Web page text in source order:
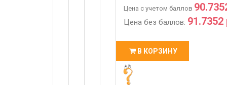
Цена с учетом баллов
Цена без баллов: 91.7352
В КОРЗИНУ